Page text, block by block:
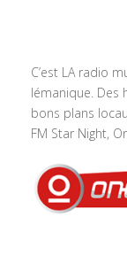
C’est LA radio
lémanique. Des
bons plans
FM Star Night,